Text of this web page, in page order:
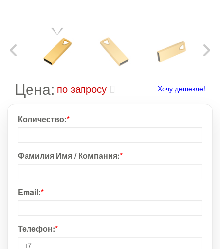
Цена: по запросу Хочу дешевле!
Количество:*
Фамилия Имя / Компания:*
Email:*
Телефон:*